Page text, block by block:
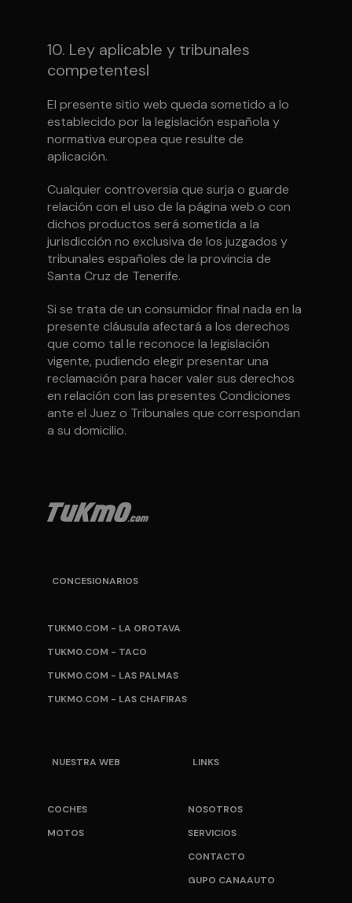
10. Ley aplicable y tribunales
competentesl
El presente sitio web queda sometido a lo
establecido por la legislación española y
normativa europea que resulte de
aplicación.
Cualquier controversia que surja o guarde
relación con el uso de la página web o con
dichos productos será sometida a la
jurisdicción no exclusiva de los juzgados y
tribunales españoles de la provincia de
Santa Cruz de Tenerife.
Si se trata de un consumidor final nada en la
presente cláusula afectará a los derechos
que como tal le reconoce la legislación
vigente, pudiendo elegir presentar una
reclamación para hacer valer sus derechos
en relación con las presentes Condiciones
ante el Juez o Tribunales que correspondan
a su domicilio.
CONCESIONARIOS
TUKM0.COM - LA OROTAVA
TUKM0.COM - TACO
TUKM0.COM - LAS PALMAS
TUKM0.COM - LAS CHAFIRAS
NUESTRA WEB
COCHES
MOTOS
LINKS
NOSOTROS
SERVICIOS
CONTACTO
GUPO CANAAUTO